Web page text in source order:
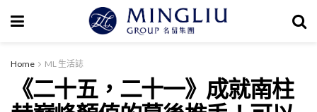
Home ML 生活誌
《二十五，二十一》成就南柱